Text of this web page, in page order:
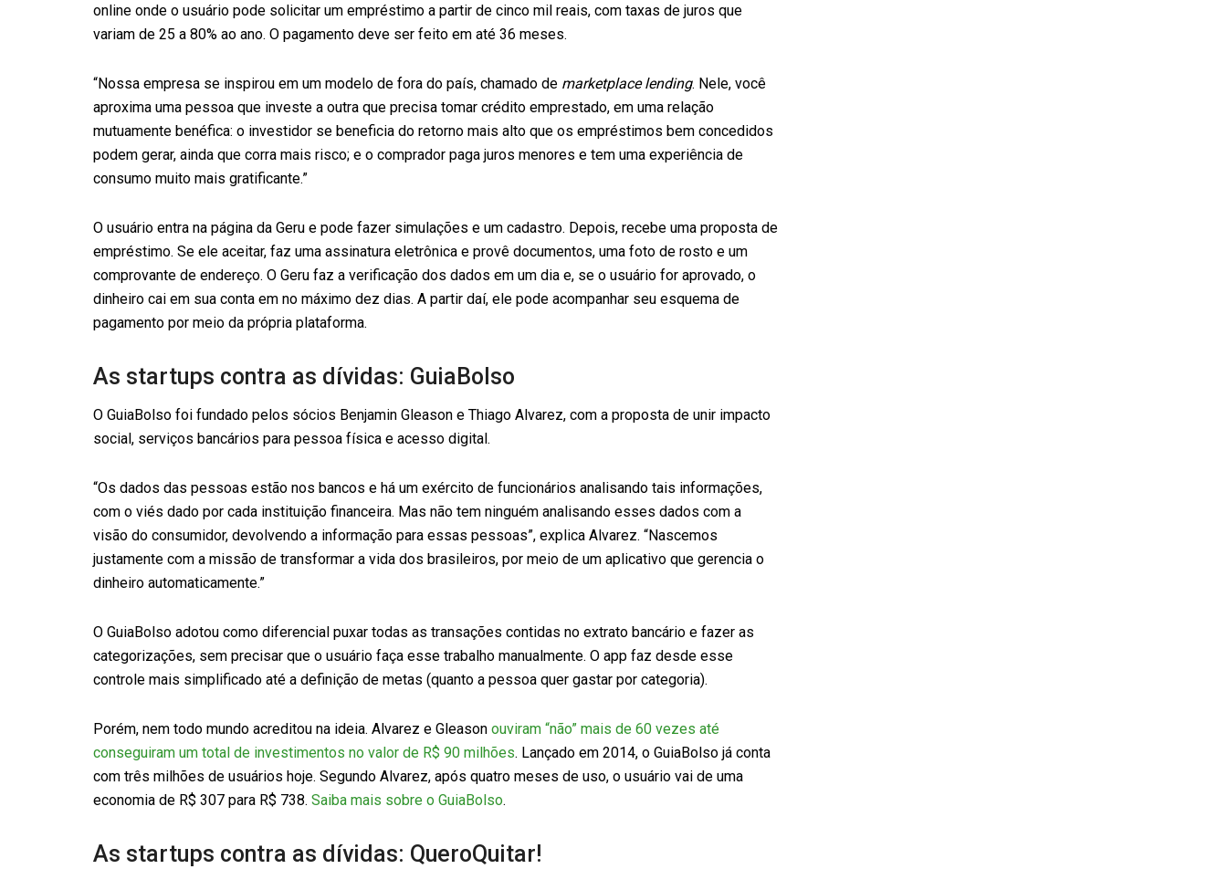
online onde o usuário pode solicitar um empréstimo a partir de cinco mil reais, com taxas de juros que
variam de 25 a 80% ao ano. O pagamento deve ser feito em até 36 meses.
“Nossa empresa se inspirou em um modelo de fora do país, chamado de marketplace lending. Nele, você
aproxima uma pessoa que investe a outra que precisa tomar crédito emprestado, em uma relação
mutuamente benéfica: o investidor se beneficia do retorno mais alto que os empréstimos bem concedidos
podem gerar, ainda que corra mais risco; e o comprador paga juros menores e tem uma experiência de
consumo muito mais gratificante.”
O usuário entra na página da Geru e pode fazer simulações e um cadastro. Depois, recebe uma proposta de
empréstimo. Se ele aceitar, faz uma assinatura eletrônica e provê documentos, uma foto de rosto e um
comprovante de endereço. O Geru faz a verificação dos dados em um dia e, se o usuário for aprovado, o
dinheiro cai em sua conta em no máximo dez dias. A partir daí, ele pode acompanhar seu esquema de
pagamento por meio da própria plataforma.
As startups contra as dívidas: GuiaBolso
O GuiaBolso foi fundado pelos sócios Benjamin Gleason e Thiago Alvarez, com a proposta de unir impacto
social, serviços bancários para pessoa física e acesso digital.
“Os dados das pessoas estão nos bancos e há um exército de funcionários analisando tais informações,
com o viés dado por cada instituição financeira. Mas não tem ninguém analisando esses dados com a
visão do consumidor, devolvendo a informação para essas pessoas”, explica Alvarez. “Nascemos
justamente com a missão de transformar a vida dos brasileiros, por meio de um aplicativo que gerencia o
dinheiro automaticamente.”
O GuiaBolso adotou como diferencial puxar todas as transações contidas no extrato bancário e fazer as
categorizações, sem precisar que o usuário faça esse trabalho manualmente. O app faz desde esse
controle mais simplificado até a definição de metas (quanto a pessoa quer gastar por categoria).
Porém, nem todo mundo acreditou na ideia. Alvarez e Gleason ouviram “não” mais de 60 vezes até
conseguiram um total de investimentos no valor de R$ 90 milhões. Lançado em 2014, o GuiaBolso já conta
com três milhões de usuários hoje. Segundo Alvarez, após quatro meses de uso, o usuário vai de uma
economia de R$ 307 para R$ 738. Saiba mais sobre o GuiaBolso.
As startups contra as dívidas: QueroQuitar!